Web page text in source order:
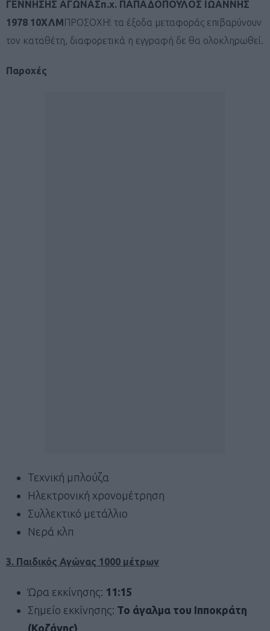
ΓΕΝΝΗΣΗΣ ΑΓΩΝΑΣπ.χ. ΠΑΠΑΔΟΠΟΥΛΟΣ ΙΩΑΝΝΗΣ
1978 10ΧΛΜΠΡΟΣΟΧΗ! τα έξοδα μεταφοράς επιβαρύνουν
τον καταθέτη, διαφορετικά η εγγραφή δε θα ολοκληρωθεί.
Παροχές
Τεχνική μπλούζα
Ηλεκτρονική χρονομέτρηση
Συλλεκτικό μετάλλιο
Νερά κλπ
3. Παιδικός Αγώνας 1000 μέτρων
Ώρα εκκίνησης: 11:15
Σημείο εκκίνησης: Το άγαλμα του Ιπποκράτη
(Κοζάνης)